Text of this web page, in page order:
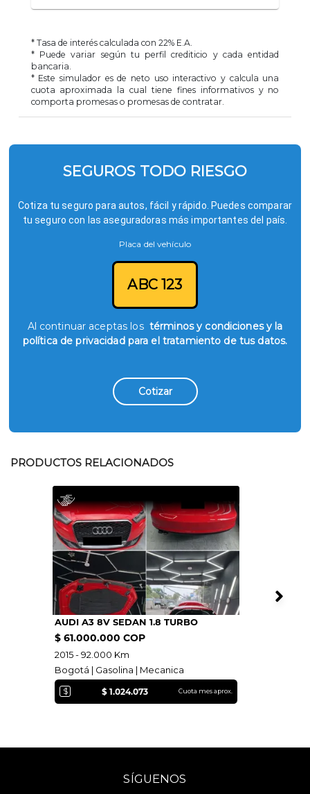
* Tasa de interés calculada con 22% E.A.
* Puede variar según tu perfil crediticio y cada entidad
bancaria.
* Este simulador es de neto uso interactivo y calcula una
cuota aproximada la cual tiene fines informativos y no
comporta promesas o promesas de contratar.
SEGUROS TODO RIESGO
Cotiza tu seguro para autos, fácil y rápido. Puedes comparar
tu seguro con las aseguradoras más importantes del país.
Placa del vehículo
ABC 123
Al continuar aceptas los términos y condiciones y la
política de privacidad para el tratamiento de tus datos.
Cotizar
PRODUCTOS RELACIONADOS
AUDI A3 8V SEDAN 1.8 TURBO
$ 61.000.000 COP
2015 - 92.000 Km
Bogotá | Gasolina | Mecanica
$ $ 1.024.073 Cuota mes aprox.
SÍGUENOS